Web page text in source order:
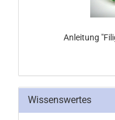
Anleitung
Wissenswertes